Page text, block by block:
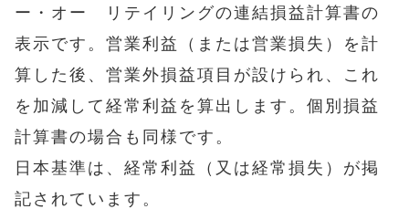
ー・オー リテイリングの連結損益計算書の
表示です。営業利益（または営業損失）を計
算した後、営業外損益項目が設けられ、これ
を加減して経常利益を算出します。個別損益
計算書の場合も同様です。
日本基準は、経常利益（又は経常損失）が掲
記されています。